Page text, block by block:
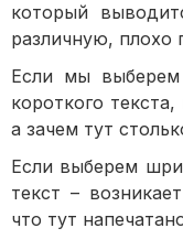
который
различную, плохо
Если мы
короткого
а зачем тут
Если выберем
текст –
что тут